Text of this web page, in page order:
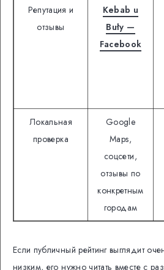
Репутация и
отзывы
Kebab u
Buły —
Facebook
Локальная
проверка
Google
Maps,
соцсети,
отзывы по
конкретным
городам
Если публичный рейтинг выглядит
низким, его нужно читать вместе с